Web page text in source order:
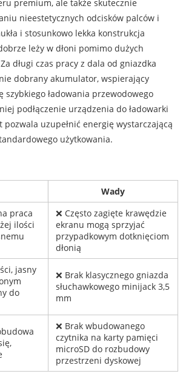
premium, ale także skutecznie
nieestetycznych odcisków palców i
i stosunkowo lekka konstrukcja
leży w dłoni pomimo dużych
długi czas pracy z dala od gniazdka
dobrany akumulator, wspierający
szybkiego ładowania przewodowego
podłączenie urządzenia do ładowarki
uzupełnić energię wystarczającą
użytkowania.
Wady
praca
ilości
❌ Często zagięte krawędzie
ekranu mogą sprzyjać
przypadkowym dotknięciom
dłonią
jasny
do
❌ Brak klasycznego gniazda
słuchawkowego minijack 3,5
mm
❌ Brak wbudowanego
czytnika na karty pamięci
microSD do rozbudowy
przestrzeni dyskowej